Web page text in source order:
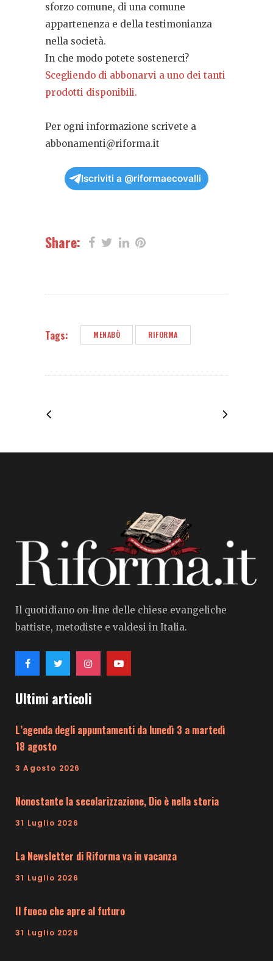
sforzo comune, di una comune
appartenenza e della testimonianza
nella società.
In che modo potete sostenerci?
Scegliendo di abbonarvi a uno dei tanti
prodotti disponibili.
Per ogni informazione scrivete a
abbonamenti@riforma.it
Iscriviti a @riformaecovalli
Share:
Tags: MENABÒ RIFORMA
Il quotidiano on-line delle chiese evangeliche
battiste, metodiste e valdesi in Italia.
Ultimi articoli
L’agenda degli appuntamenti da lunedì 3 a martedì
18 agosto
3 Agosto 2026
Nonostante la secolarizzazione, Dio è nella storia
31 Luglio 2026
La Newsletter di Riforma va in vacanza
31 Luglio 2026
Il fuoco che apre al futuro
31 Luglio 2026